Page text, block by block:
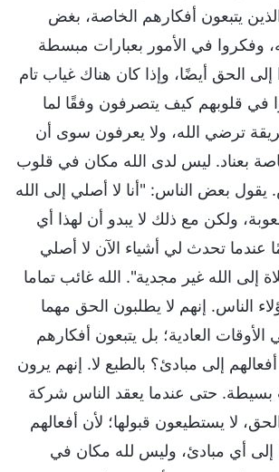
يتبعون أفكارهم الخاصة، بغض
وفكروا في الأمور بعبارات مبسطة
إلى الحق أيضًا، وإذا كان هناك غياب تام
في قلوبهم كيف يتصرفون وفقًا لما
ترضي الله، ولا يعرفون سوى أن
بعناد. ليس لدى الله مكان في قلوب
يقول بعض الناس: "أنا لا أصلي إلى الله
ولكن مع ذلك لا يبدو أن لهذا أي
عندما تحدث لي أشياء الآن لا أصلي
إلى الله غير مجدية". الله غائب تماما
الناس. إنهم لا يطلبون الحق مهما
العادية؛ بل يتبعون أفكارهم
إلى مبادئ؟ بالطبع لا. إنهم يرون
حتى عندما يعقد الناس شركة
لا يستطيعون قبولها؛ لأن أفعالهم
إلى أي مبادئ، وليس لله مكان في